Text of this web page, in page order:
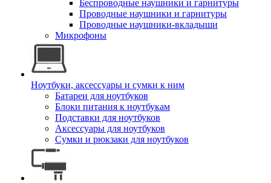
Беспроводные наушники и гарнитуры
Проводные наушники и гарнитуры
Проводные наушники-вкладыши
Микрофоны
Ноутбуки, аксессуары и сумки к ним
Батареи для ноутбуков
Блоки питания к ноутбукам
Подставки для ноутбуков
Аксессуары для ноутбуков
Сумки и рюкзаки для ноутбуков